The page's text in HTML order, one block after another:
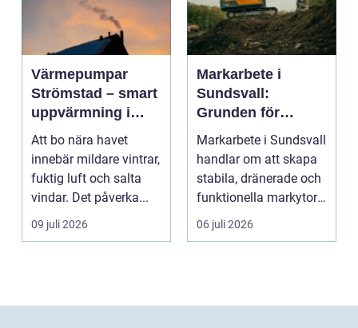
Värmepumpar
Strömstad – smart
uppvärmning i
kustklimat
Att bo nära havet
innebär mildare vintrar,
fuktig luft och salta
vindar. Det påverka...
09 juli 2026
Markarbete i
Sundsvall:
Grunden för
hållbara hus,
vägar och tomter
Markarbete i Sundsvall
handlar om att skapa
stabila, dränerade och
funktionella markytor
som kl...
06 juli 2026